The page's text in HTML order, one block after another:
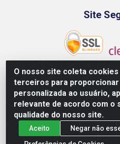
O nosso site coleta
terceiros para
personalizada ao usuário,
relevante de acordo com o
qualidade do nosso site.
Aceito
Negar não
Site
Rod. BR-101 Sul, Km 73,
Recife/PE - CEP 51240-340 -